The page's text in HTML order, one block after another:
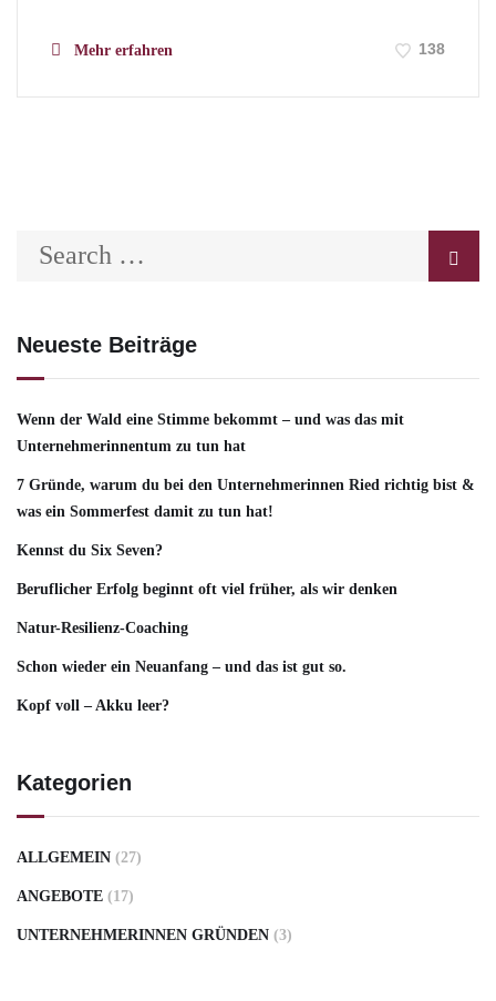
Mehr erfahren 138
Neueste Beiträge
Wenn der Wald eine Stimme bekommt – und was das mit
Unternehmerinnentum zu tun hat
7 Gründe, warum du bei den Unternehmerinnen Ried richtig bist &
was ein Sommerfest damit zu tun hat!
Kennst du Six Seven?
Beruflicher Erfolg beginnt oft viel früher, als wir denken
Natur-Resilienz-Coaching
Schon wieder ein Neuanfang – und das ist gut so.
Kopf voll – Akku leer?
Kategorien
ALLGEMEIN (27)
ANGEBOTE (17)
UNTERNEHMERINNEN GRÜNDEN (3)